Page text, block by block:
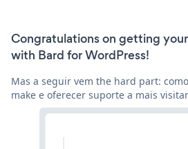
Congratulations on getting
with Bard for WordPress!
Mas a seguir vem the hard part:
make e oferecer suporte a mais